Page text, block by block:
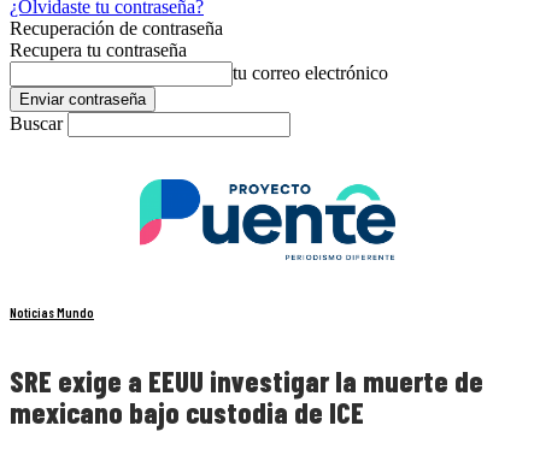
¿Olvidaste tu contraseña?
Recuperación de contraseña
Recupera tu contraseña
tu correo electrónico
Buscar
Noticias Mundo
SRE exige a EEUU investigar la muerte de
mexicano bajo custodia de ICE